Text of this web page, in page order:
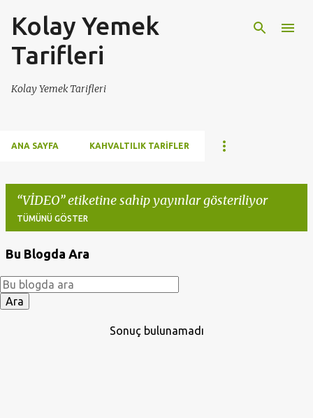
Ana içeriğe atla
Kolay Yemek
Tarifleri
Kolay Yemek Tarifleri
ANA SAYFA KAHVALTILIK TARIFLER
VİDEO etiketine sahip yayınlar gösteriliyor
TÜMÜNÜ GÖSTER
a
y
Bu Blogda Ara
Sonuç bulunamadı